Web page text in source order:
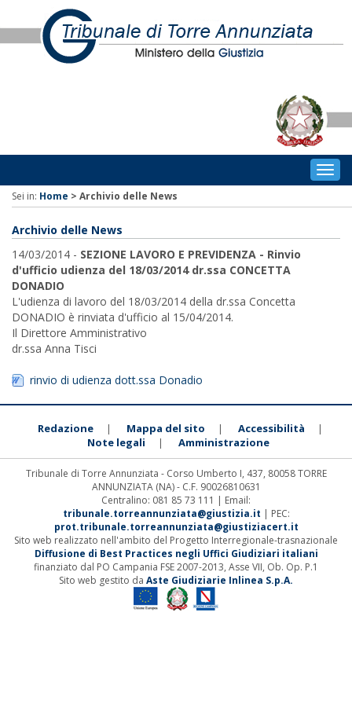
Sei in: Home > Archivio delle News
Archivio delle News
14/03/2014 - SEZIONE LAVORO E PREVIDENZA - Rinvio
d'ufficio udienza del 18/03/2014 dr.ssa CONCETTA
DONADIO
L'udienza di lavoro del 18/03/2014 della dr.ssa Concetta
DONADIO è rinviata d'ufficio al 15/04/2014.
Il Direttore Amministrativo
dr.ssa Anna Tisci
rinvio di udienza dott.ssa Donadio
Redazione | Mappa del sito | Accessibilità |
Note legali | Amministrazione
Tribunale di Torre Annunziata - Corso Umberto I, 437, 80058 TORRE
ANNUNZIATA (NA) - C.F. 90026810631
Centralino: 081 85 73 111 | Email:
tribunale.torreannunziata@giustizia.it | PEC:
prot.tribunale.torreannunziata@giustiziacert.it
Sito web realizzato nell'ambito del Progetto Interregionale-trasnazionale
Diffusione di Best Practices negli Uffici Giudiziari italiani
finanziato dal PO Campania FSE 2007-2013, Asse VII, Ob. Op. P.1
Sito web gestito da Aste Giudiziarie Inlinea S.p.A.